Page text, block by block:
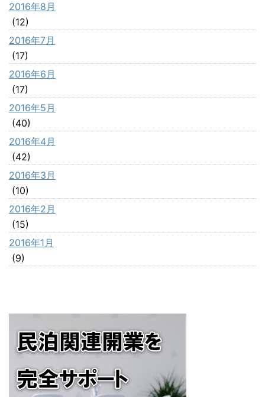
2016年8月
(12)
2016年7月
(17)
2016年6月
(17)
2016年5月
(40)
2016年4月
(42)
2016年3月
(10)
2016年2月
(15)
2016年1月
(9)